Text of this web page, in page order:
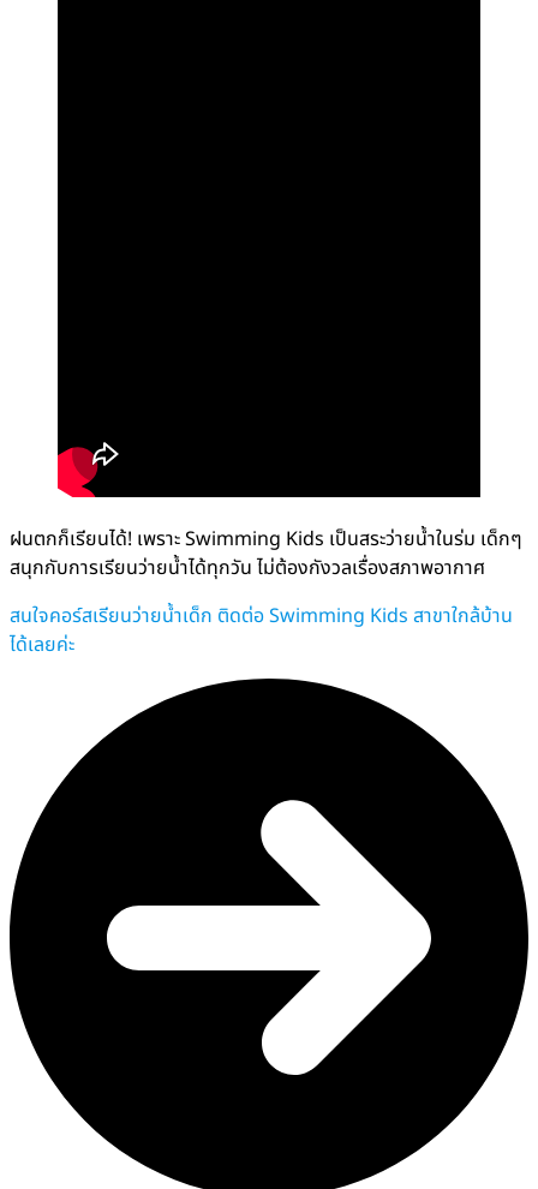
ฝนตกก็เรียนได้! เพราะ Swimming Kids เป็นสระว่ายน้ำในร่ม เด็กๆ
สนุกกับการเรียนว่ายน้ำได้ทุกวัน ไม่ต้องกังวลเรื่องสภาพอากาศ
สนใจคอร์สเรียนว่ายน้ำเด็ก ติดต่อ Swimming Kids สาขาใกล้บ้าน
ได้เลยค่ะ